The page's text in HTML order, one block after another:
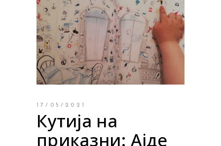
17/05/2021
Кутија на
приказни: Ајде